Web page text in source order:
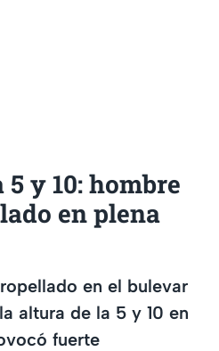
y 10: hombre
en plena
en el bulevar
altura de la 5 y 10 en
fuerte